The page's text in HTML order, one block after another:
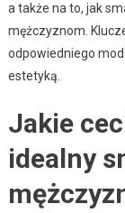
a także na to, jak
mężczyznom.
odpowiedniego
estetyką.
Jakie
idealny